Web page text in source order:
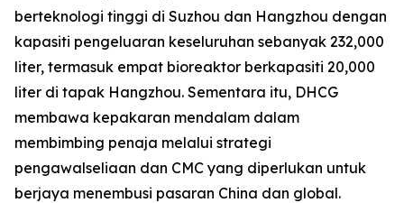
berteknologi tinggi di Suzhou dan Hangzhou dengan
kapasiti pengeluaran keseluruhan sebanyak 232,000
liter, termasuk empat bioreaktor berkapasiti 20,000
liter di tapak Hangzhou. Sementara itu, DHCG
membawa kepakaran mendalam dalam
membimbing penaja melalui strategi
pengawalseliaan dan CMC yang diperlukan untuk
berjaya menembusi pasaran China dan global.